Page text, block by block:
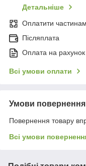
Детальніше
Оплатити
Післяплата
Оплата на рахунок
Всі умови оплати
Умови повернення
Повернення товару
Всі умови